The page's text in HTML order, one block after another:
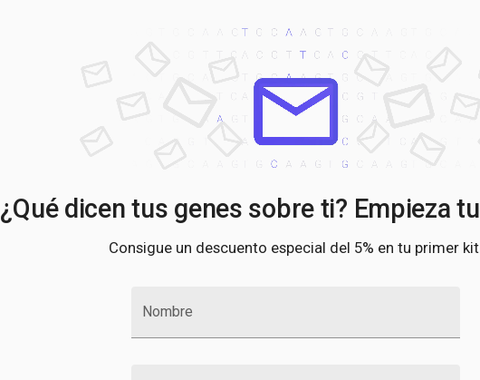
¿Qué dicen tus genes sobre ti? Empieza
Consigue un descuento especial del 5% en tu primer
Nombre